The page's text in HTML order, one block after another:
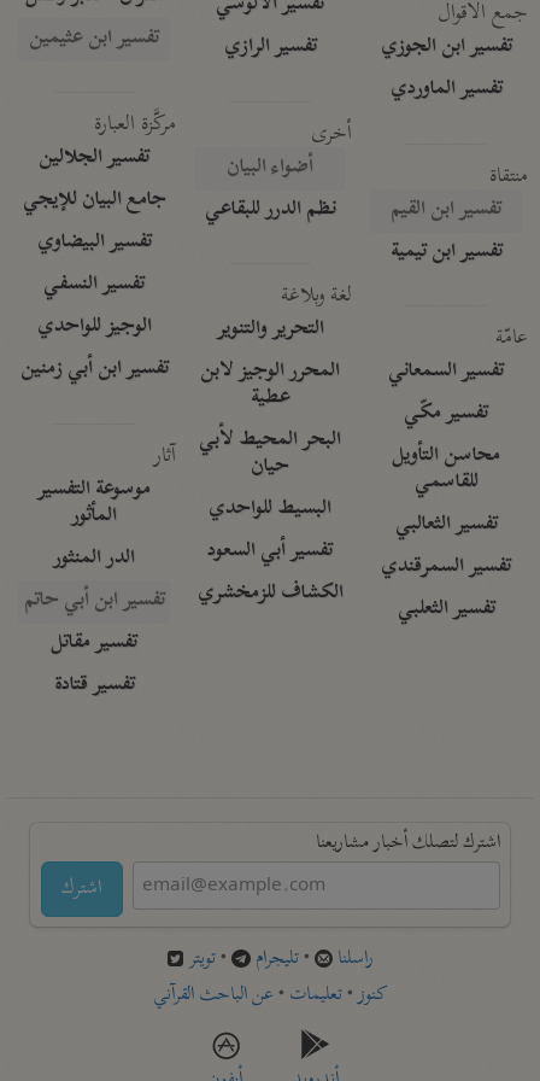
جمع الأقوال
تفسير ابن الجوزي
تفسير الماوردي
منتقاة
تفسير ابن القيم
تفسير ابن تيمية
عامّة
تفسير السمعاني
تفسير مكّي
محاسن التأويل
للقاسمي
تفسير الثعالبي
تفسير السمرقندي
تفسير الثعلبي
تفسير الرازي
أخرى
أضواء البيان
نظم الدرر للبقاعي
لغة وبلاغة
التحرير والتنوير
المحرر الوجيز لابن
عطية
البحر المحيط لأبي
حيان
البسيط للواحدي
تفسير أبي السعود
الكشاف للزمخشري
تفسير ابن عثيمين
مركَّزة العبارة
تفسير الجلالين
جامع البيان للإيجي
تفسير البيضاوي
تفسير النسفي
الوجيز للواحدي
تفسير ابن أبي زمنين
آثار
موسوعة التفسير
المأثور
الدر المنثور
تفسير ابن أبي حاتم
تفسير مقاتل
تفسير قتادة
اشترك لتصلك أخبار مشاريعنا
اشترك
راسلنا •تليجرام •تويتر
كنوز•تعليمات •عن الباحث القرآني